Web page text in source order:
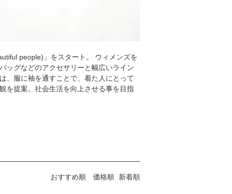
people)」をスタート。 ウィメンズを
ッグなどのアクセサリーと幅広いライン
、服に袖を通すことで、着た人にとって
を提案。社会生活を向上させる事を目指
おすすめ順 価格順 新着順